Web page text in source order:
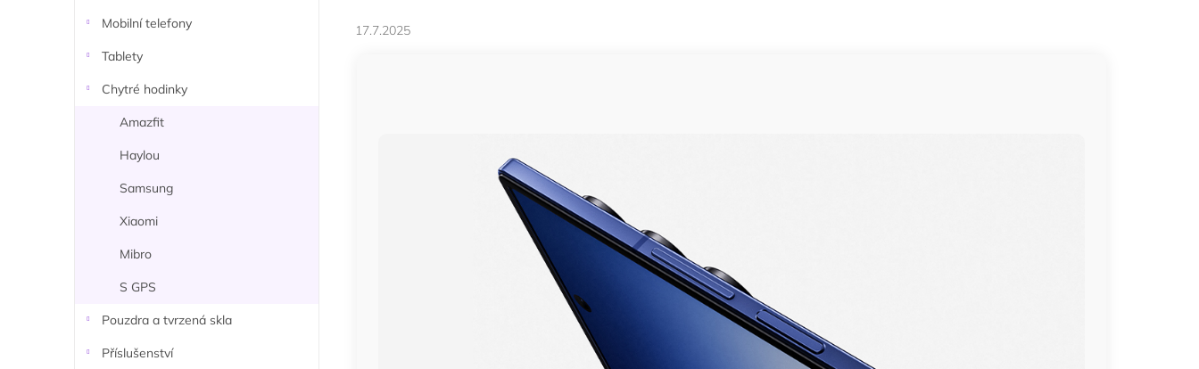
Mobilní telefony
Tablety
Chytré hodinky
Amazfit
Haylou
Samsung
Xiaomi
Mibro
S GPS
Pouzdra a tvrzená skla
Příslušenství
17.7.2025